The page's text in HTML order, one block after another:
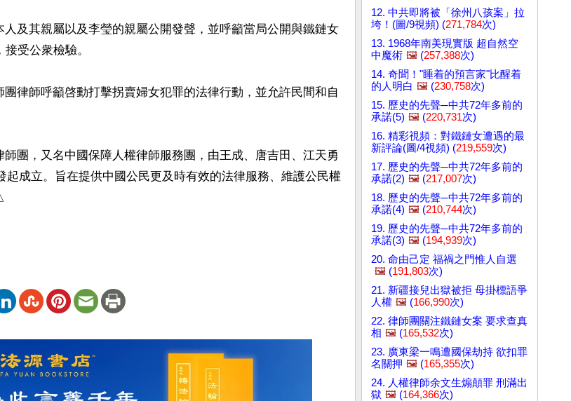
及其親屬以及李瑩的親屬公開發聲，並呼籲當局公開與鐵鏈女
受公衆檢驗。
律師呼籲啓動打擊拐賣婦女犯罪的法律行動，並允許民間和自
團，又名中國保障人權律師服務團，由王成、唐吉田、江天勇
起成立。旨在提供中國公民更及時有效的法律服務、維護公民權
12. 中共即將被「徐州八孩案」拉
垮！(圖/9視頻) (271,784次)
13. 1968年南美現實版 超自然空
中魔術 🖼️ (257,388次)
14. 奇聞！"睡着的預言家"比醒着
的人明白 🖼️ (230,758次)
15. 歷史的先聲─中共72年多前的
承諾(5) 🖼️ (220,731次)
16. 精彩視頻：對鐵鏈女遭遇的最
新評論(圖/4視頻) (219,559次)
17. 歷史的先聲─中共72年多前的
承諾(2) 🖼️ (217,007次)
18. 歷史的先聲─中共72年多前的
承諾(4) 🖼️ (210,744次)
19. 歷史的先聲─中共72年多前的
承諾(3) 🖼️ (194,939次)
20. 命由己定 福禍之門惟人自選
🖼️ (191,803次)
21. 新疆接兒出獄被拒 母掛標語爭
人權 🖼️ (166,990次)
22. 律師團關注鐵鏈女案 要求查真
相 🖼️ (165,532次)
23. 廣東梁一鳴遭國保劫持 欲扣罪
名關押 🖼️ (165,355次)
24. 人權律師余文生煽顛罪 刑滿出
獄 🖼️ (164,366次)